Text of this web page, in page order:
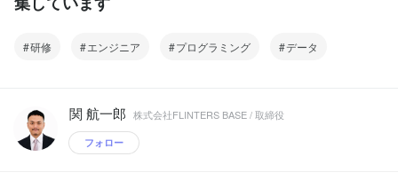
研修 エンジニア プログラミング データ
関 航一郎 株式会社FLINTERS BASE / 取締役
フォロー